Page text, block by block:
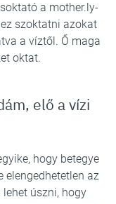
a mother.ly-
szoktatni azokat
a víztől. Ő maga
oktat.
elő a vízi
hogy betegye
elengedhetetlen az
úszni, hogy